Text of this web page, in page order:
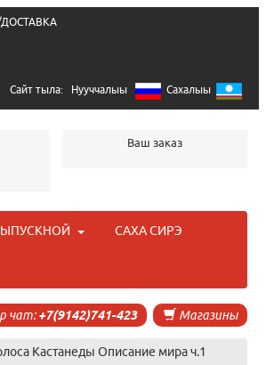
Сайт тыла: Нууччалыы Сахалыы
Ваш заказ
САХА СИРЭ
Магазины
чат:+7(9142)741-423
Кастанеды Описание мира ч.1